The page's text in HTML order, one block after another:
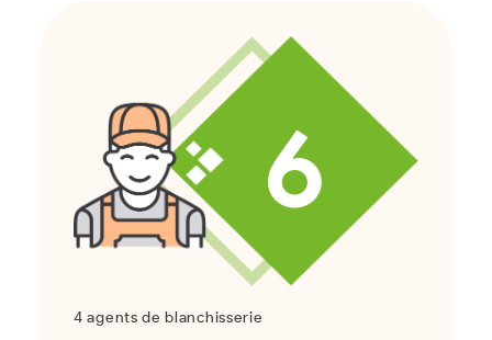
6
4 agents de blanchisserie